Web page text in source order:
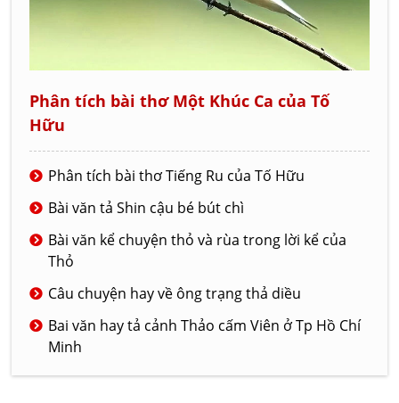
Phân tích bài thơ Một Khúc Ca của Tố
Hữu
Phân tích bài thơ Tiếng Ru của Tố Hữu
Bài văn tả Shin cậu bé bút chì
Bài văn kể chuyện thỏ và rùa trong lời kể của
Thỏ
Câu chuyện hay về ông trạng thả diều
Bai văn hay tả cảnh Thảo cấm Viên ở Tp Hồ Chí
Minh